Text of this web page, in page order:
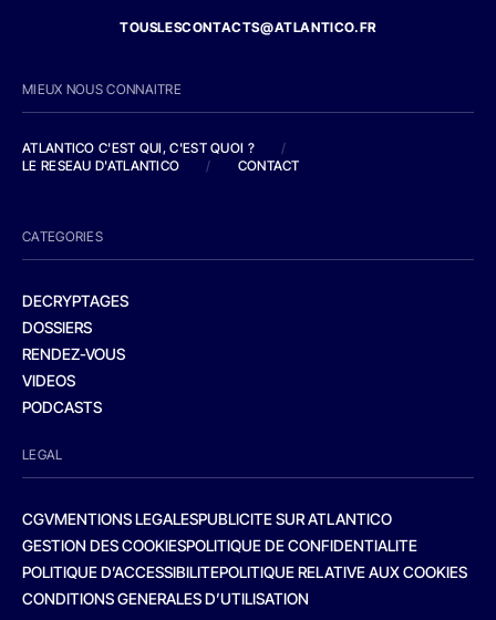
TOUSLESCONTACTS@ATLANTICO.FR
MIEUX NOUS CONNAITRE
ATLANTICO C'EST QUI, C'EST QUOI ?
/
LE RESEAU D'ATLANTICO
/ CONTACT
CATEGORIES
DECRYPTAGES
DOSSIERS
RENDEZ-VOUS
VIDEOS
PODCASTS
LEGAL
CGVMENTIONS LEGALESPUBLICITE SUR ATLANTICO
GESTION DES COOKIESPOLITIQUE DE CONFIDENTIALITE
POLITIQUE D’ACCESSIBILITEPOLITIQUE RELATIVE AUX COOKIES
CONDITIONS GENERALES D’UTILISATION